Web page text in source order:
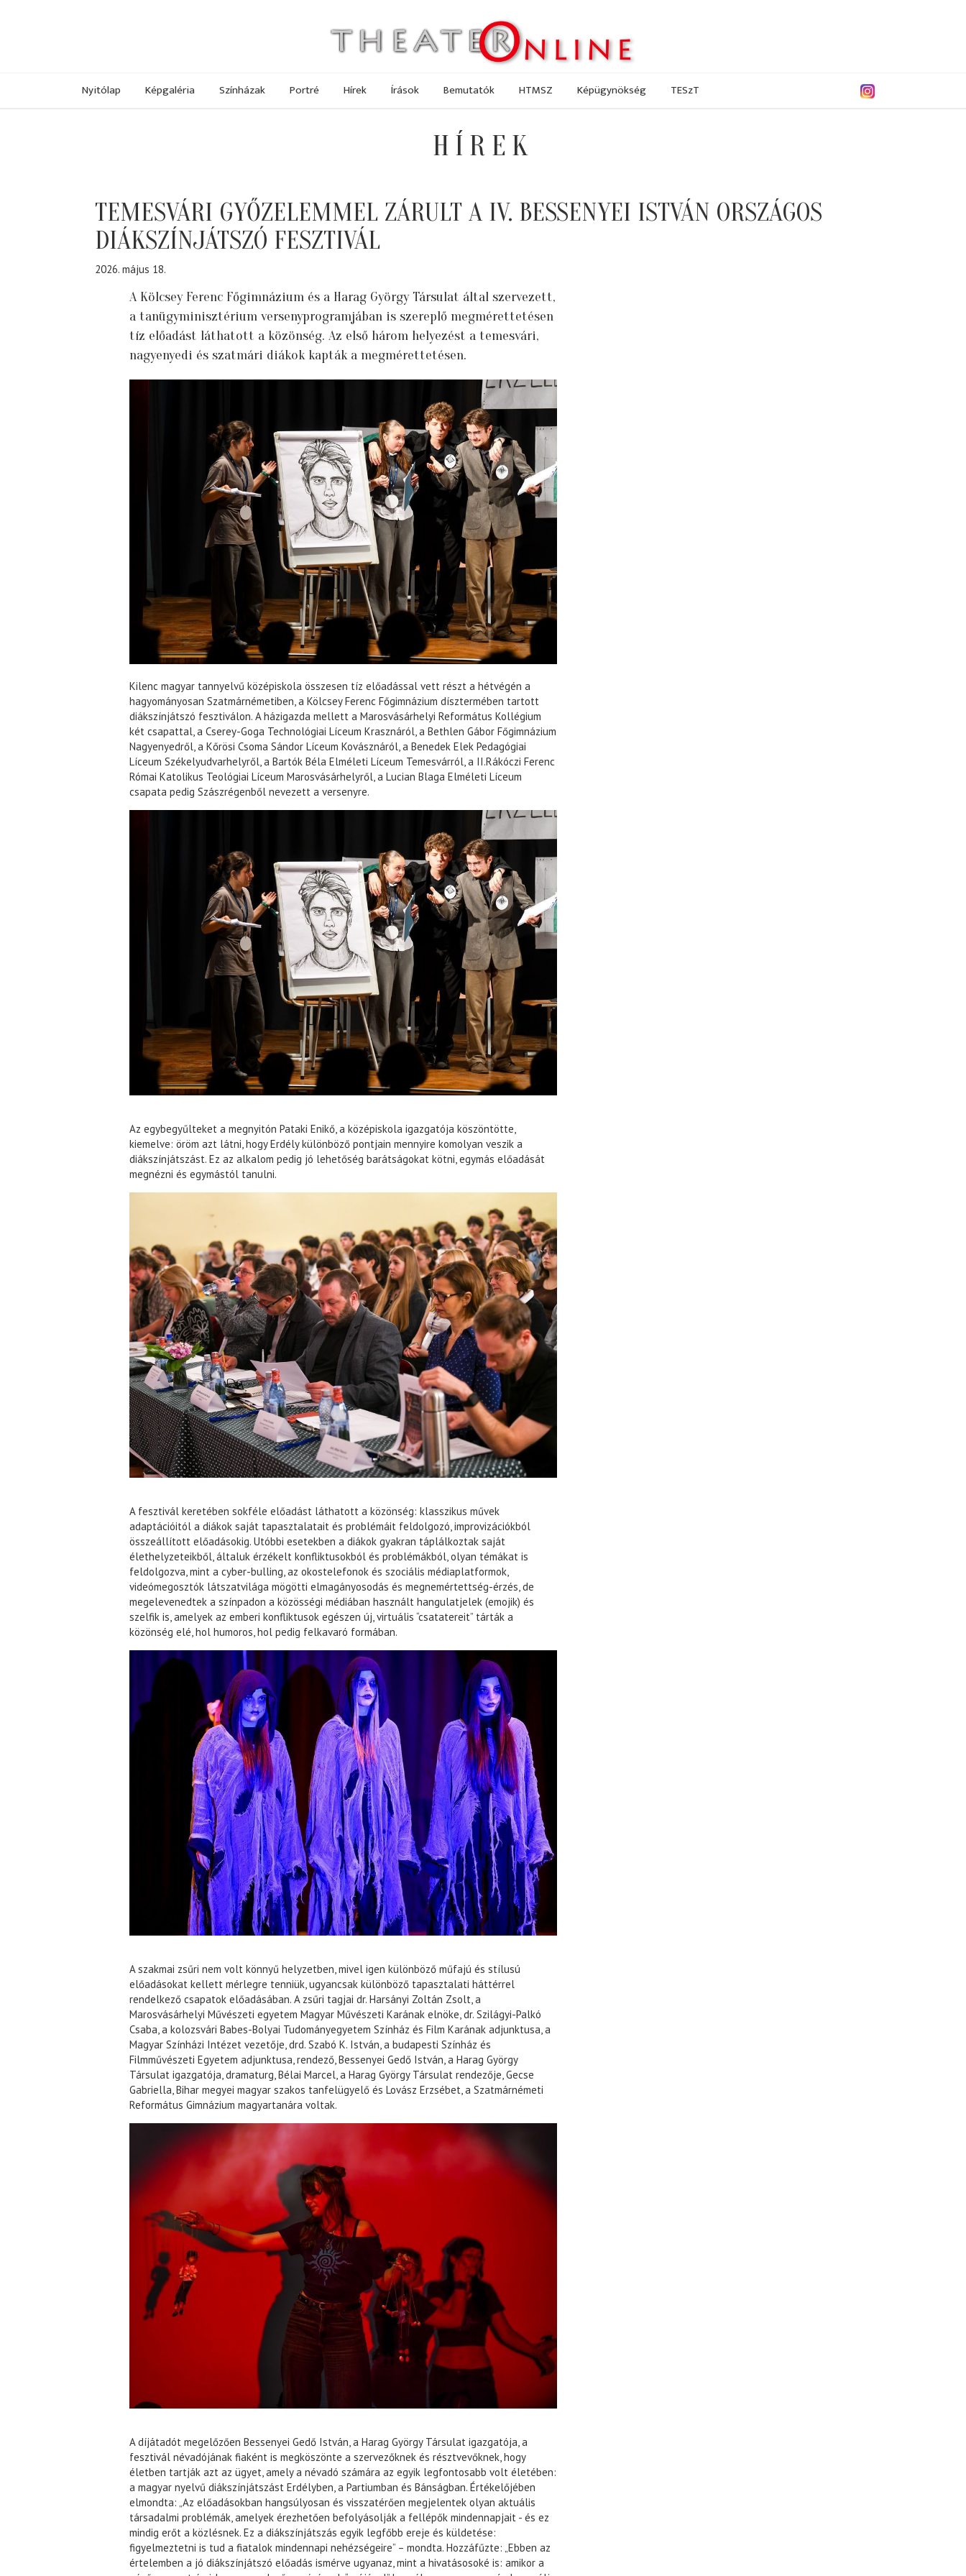
Nyitólap Képgaléria Színházak Portré Hírek Írások Bemutatók HTMSZ Képügynökség TESzT
HÍREK
TEMESVÁRI GYŐZELEMMEL ZÁRULT A IV. BESSENYEI ISTVÁN ORSZÁGOS
DIÁKSZÍNJÁTSZÓ FESZTIVÁL
2026. május 18.
A Kölcsey Ferenc Főgimnázium és a Harag György Társulat által szervezett,
a tanügyminisztérium versenyprogramjában is szereplő megmérettetésen
tíz előadást láthatott a közönség. Az első három helyezést a temesvári,
nagyenyedi és szatmári diákok kapták a megmérettetésen.
Kilenc magyar tannyelvű középiskola összesen tíz előadással vett részt a hétvégén a
hagyományosan Szatmárnémetiben, a Kölcsey Ferenc Főgimnázium dísztermében tartott
diákszínjátszó fesztiválon. A házigazda mellett a Marosvásárhelyi Református Kollégium
két csapattal, a Cserey-Goga Technológiai Líceum Krasznáról, a Bethlen Gábor Főgimnázium
Nagyenyedről, a Kőrösi Csoma Sándor Líceum Kovásznáról, a Benedek Elek Pedagógiai
Líceum Székelyudvarhelyről, a Bartók Béla Elméleti Líceum Temesvárról, a II.Rákóczi Ferenc
Római Katolikus Teológiai Líceum Marosvásárhelyről, a Lucian Blaga Elméleti Líceum
csapata pedig Szászrégenből nevezett a versenyre.
Az egybegyűlteket a megnyitón Pataki Enikő, a középiskola igazgatója köszöntötte,
kiemelve: öröm azt látni, hogy Erdély különböző pontjain mennyire komolyan veszik a
diákszínjátszást. Ez az alkalom pedig jó lehetőség barátságokat kötni, egymás előadását
megnézni és egymástól tanulni.
A fesztivál keretében sokféle előadást láthatott a közönség: klasszikus művek
adaptációitól a diákok saját tapasztalatait és problémáit feldolgozó, improvizációkból
összeállított előadásokig. Utóbbi esetekben a diákok gyakran táplálkoztak saját
élethelyzeteikből, általuk érzékelt konfliktusokból és problémákból, olyan témákat is
feldolgozva, mint a cyber-bulling, az okostelefonok és szociális médiaplatformok,
videómegosztók látszatvilága mögötti elmagányosodás és megnemértettség-érzés, de
megelevenedtek a színpadon a közösségi médiában használt hangulatjelek (emojik) és
szelfik is, amelyek az emberi konfliktusok egészen új, virtuális “csatatereit” tárták a
közönség elé, hol humoros, hol pedig felkavaró formában.
A szakmai zsűri nem volt könnyű helyzetben, mivel igen különböző műfajú és stílusú
előadásokat kellett mérlegre tenniük, ugyancsak különböző tapasztalati háttérrel
rendelkező csapatok előadásában. A zsűri tagjai dr. Harsányi Zoltán Zsolt, a
Marosvásárhelyi Művészeti egyetem Magyar Művészeti Karának elnöke, dr. Szilágyi-Palkó
Csaba, a kolozsvári Babes-Bolyai Tudományegyetem Színház és Film Karának adjunktusa, a
Magyar Színházi Intézet vezetője, drd. Szabó K. István, a budapesti Színház és
Filmművészeti Egyetem adjunktusa, rendező, Bessenyei Gedő István, a Harag György
Társulat igazgatója, dramaturg, Bélai Marcel, a Harag György Társulat rendezője, Gecse
Gabriella, Bihar megyei magyar szakos tanfelügyelő és Lovász Erzsébet, a Szatmárnémeti
Református Gimnázium magyartanára voltak.
A díjátadót megelőzően Bessenyei Gedő István, a Harag György Társulat igazgatója, a
fesztivál névadójának fiaként is megköszönte a szervezőknek és résztvevőknek, hogy
életben tartják azt az ügyet, amely a névadó számára az egyik legfontosabb volt életében:
a magyar nyelvű diákszínjátszást Erdélyben, a Partiumban és Bánságban. Értékelőjében
elmondta: „Az előadásokban hangsúlyosan és visszatérően megjelentek olyan aktuális
társadalmi problémák, amelyek érezhetően befolyásolják a fellépők mindennapjait - és ez
mindig erőt a közlésnek. Ez a diákszínjátszás egyik legfőbb ereje és küldetése:
figyelmeztetni is tud a fiatalok mindennapi nehézségeire” – mondta. Hozzáfűzte: „Ebben az
értelemben a jó diákszínjátszó előadás ismérve ugyanaz, mint a hivatásosoké is: amikor a